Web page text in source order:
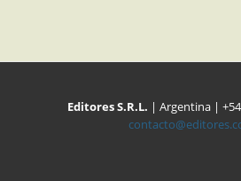
Editores S.R.L. | Argentina |